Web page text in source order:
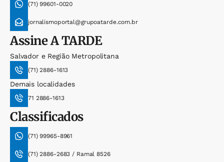
(71) 99601-0020
jornalismoportal@grupoatarde.com.br
AssineA TARDE
Salvador e Região Metropolitana
(71) 2886-1613
Demais localidades
71 2886-1613
Classificados
(71) 99965-8961
(71) 2886-2683 / Ramal 8526